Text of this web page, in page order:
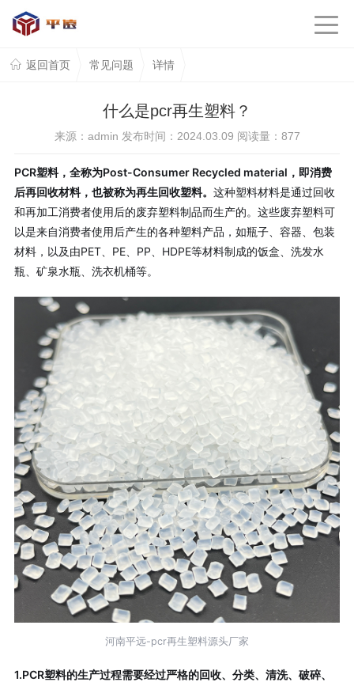
返回首页 常见问题 详情
什么是pcr再生塑料？
来源：admin 发布时间：2024.03.09 阅读量： 877
PCR塑料，全称为Post-Consumer Recycled material，即消费
后再回收材料，也被称为再生回收塑料。 这种塑料材料是通过回收
和再加工消费者使用后的废弃塑料制品而生产的。这些废弃塑料可
以是来自消费者使用后产生的各种塑料产品，如瓶子、容器、包装
材料，以及由PET、PE、PP、HDPE等材料制成的饭盒、洗发水
瓶、矿泉水瓶、洗衣机桶等。
河南平远-pcr再生塑料源头厂家
1.PCR塑料的生产过程需要经过严格的回收、分类、清洗、破碎、